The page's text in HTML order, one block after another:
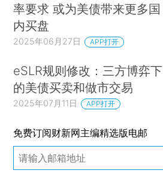
率要求 或为美债带来更多国
内买盘
2025年06月27日 APP打开
eSLR规则修改：三方博弈下
的美债买卖和做市交易
2025年07月11日 APP打开
免费订阅财新网主编精选版电邮